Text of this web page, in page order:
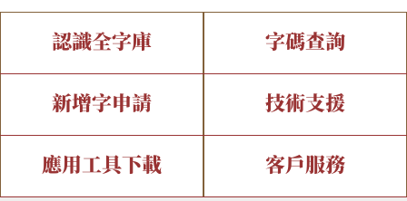
認識全字庫
全字庫介紹 全字庫現況
中文碼介紹 專有名詞介紹
字碼查詢
IDS查詢 部件查詢
複合查詢 注音查詢
新增字申請
新字申請處理流程
技術支援
字形即時顯示 造字解決方案
應用工具下載 客戶服務